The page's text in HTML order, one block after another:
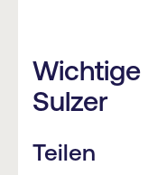
Wichtige
Sulzer
Teilen